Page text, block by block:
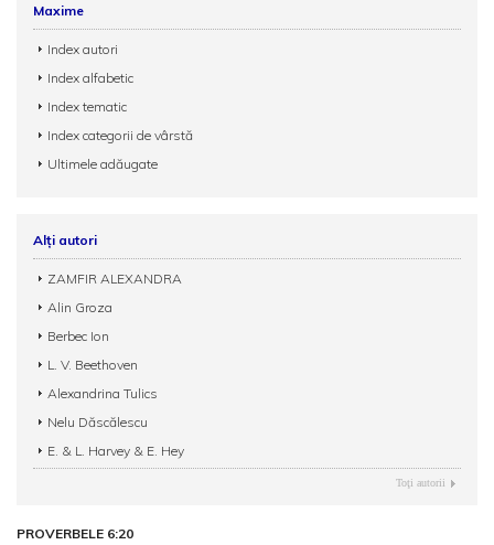
Maxime
Index autori
Index alfabetic
Index tematic
Index categorii de vârstă
Ultimele adăugate
Alți autori
ZAMFIR ALEXANDRA
Alin Groza
Berbec Ion
L. V. Beethoven
Alexandrina Tulics
Nelu Dăscălescu
E. & L. Harvey & E. Hey
Toţi autorii
PROVERBELE 6:20